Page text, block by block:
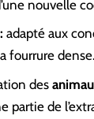
nouvelle
adapté aux
fourrure dense.
des
partie de